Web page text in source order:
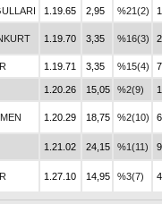
1.19.65 2,95 %21(2)
1.19.70 3,35 %16(3) 2
1.19.71 3,35 %15(4) 7
1.20.26 15,05 %2(9) 1
1.20.29 18,75 %2(10) 6
1.21.02 24,15 %1(11) 9
1.27.10 14,95 %3(7) 4